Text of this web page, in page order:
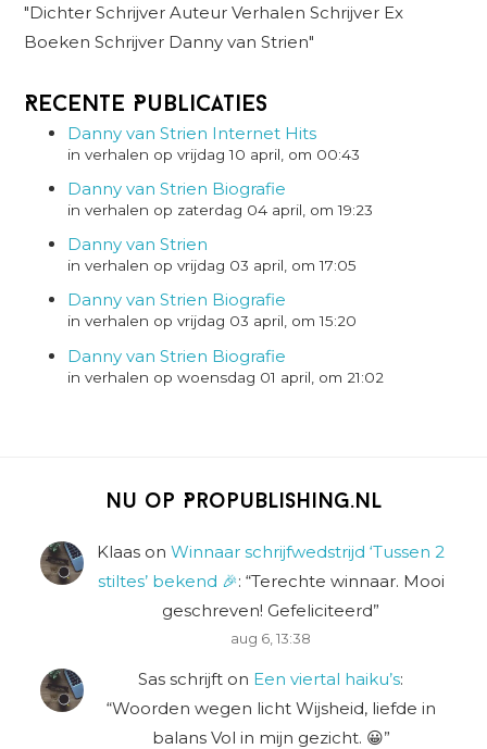
"Dichter Schrijver Auteur Verhalen Schrijver Ex
Boeken Schrijver Danny van Strien"
Recente Publicaties
Danny van Strien Internet Hits
in verhalen op vrijdag 10 april, om 00:43
Danny van Strien Biografie
in verhalen op zaterdag 04 april, om 19:23
Danny van Strien
in verhalen op vrijdag 03 april, om 17:05
Danny van Strien Biografie
in verhalen op vrijdag 03 april, om 15:20
Danny van Strien Biografie
in verhalen op woensdag 01 april, om 21:02
Nu op Propublishing.nl
Klaas on Winnaar schrijfwedstrijd ‘Tussen 2
stiltes’ bekend 🎉: “Terechte winnaar. Mooi
geschreven! Gefeliciteerd”
aug 6, 13:38
Sas schrijft on Een viertal haiku’s:
“Woorden wegen licht Wijsheid, liefde in
balans Vol in mijn gezicht. 😀”